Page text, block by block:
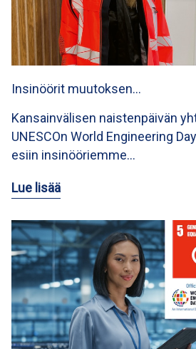
Insinöörit muutoksen…
Kansainvälisen naistenpäivän
UNESCOn World Engineering
esiin insinööriemme…
Lue lisää